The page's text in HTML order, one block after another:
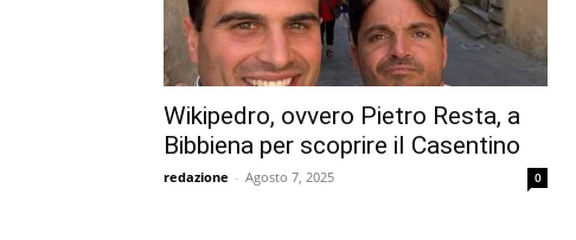
Wikipedro, ovvero Pietro Resta, a
Bibbiena per scoprire il Casentino
redazione - Agosto 7, 2025 0